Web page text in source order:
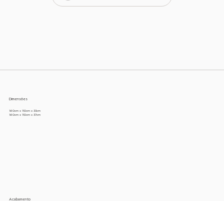
Dimensões
160cm x 110cm x 33cm
160cm x 110cm x 37cm
Acabamento